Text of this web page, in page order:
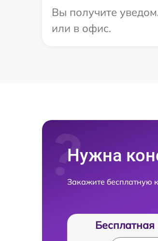
Вы получите
или в офис.
Нужна
Закажите бесплатную
Бесплатная